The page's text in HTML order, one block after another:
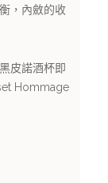
，內斂的收
皮諾酒杯即
Hommage